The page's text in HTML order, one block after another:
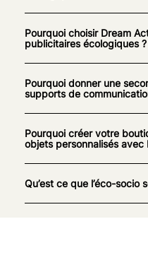
Pourquoi choisir Dream
publicitaires écologiques ?
Pourquoi donner une
supports de
Pourquoi créer votre
objets personnalisés avec
Qu’est ce que l’éco-socio